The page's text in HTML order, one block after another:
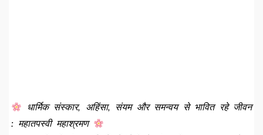
धार्मिक संस्कार, अहिंसा, संयम और समन्वय से भावित रहे जीवन
: महातपस्वी महाश्रमण